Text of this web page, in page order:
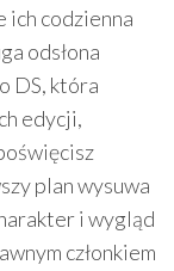
ich codzienna
odsłona
DS, która
edycji,
plan wysuwa
i wygląd
członkiem